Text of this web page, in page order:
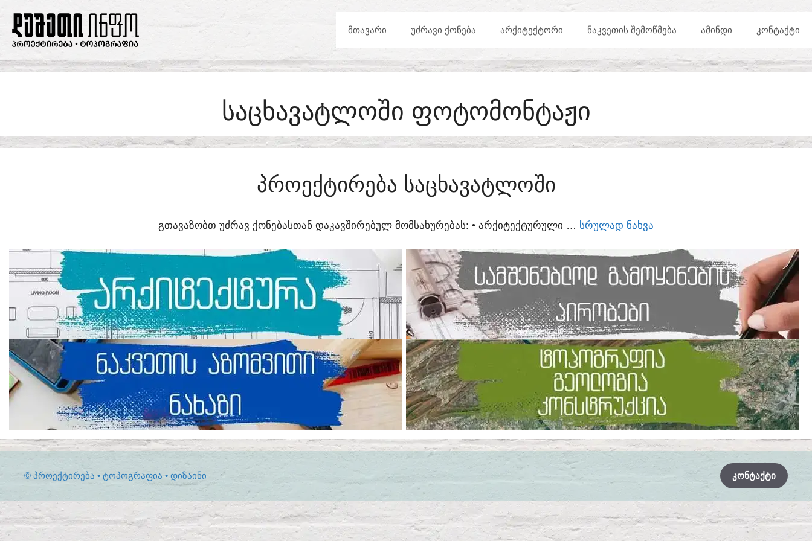
CONTENT
ᲛᲗᲐᲕᲐᲠᲘ ᲣᲫᲠᲐᲕᲘ ᲥᲝᲜᲔᲑᲐ ᲐᲠᲥᲘᲢᲔᲥᲢᲝᲠᲘ ᲜᲐᲙᲕᲔᲗᲘᲡ ᲨᲔᲛᲝᲬᲛᲔᲑᲐ ᲐᲛᲘᲜᲓᲘ ᲙᲝᲜᲢᲐᲥᲢᲘ
ᲡᲐᲪᲮᲐᲕᲐᲢᲚᲝᲨᲘ ᲤᲝᲢᲝᲛᲝᲜᲢᲐᲟᲘ
ᲞᲠᲝᲔᲥᲢᲘᲠᲔᲑᲐ ᲡᲐᲪᲮᲐᲕᲐᲢᲚᲝᲨᲘ
ᲒᲗᲐᲕᲐᲖᲝᲑᲗ ᲣᲫᲠᲐᲕ ᲥᲝᲜᲔᲑᲐᲡᲗᲐᲜ ᲓᲐᲙᲐᲕᲨᲘᲠᲔᲑᲣᲚ ᲛᲝᲛᲡᲐᲮᲣᲠᲔᲑᲐᲡ:​ • ᲐᲠᲥᲘᲢᲔᲥᲢᲣᲠᲣᲚᲘ … ᲡᲠᲣᲚᲐᲓ ᲜᲐᲮᲕᲐ
ᲙᲝᲜᲢᲐᲥᲢᲘ
© ᲞᲠᲝᲔᲥᲢᲘᲠᲔᲑᲐ • ᲢᲝᲞᲝᲒᲠᲐᲤᲘᲐ • ᲓᲘᲖᲐᲘᲜᲘ